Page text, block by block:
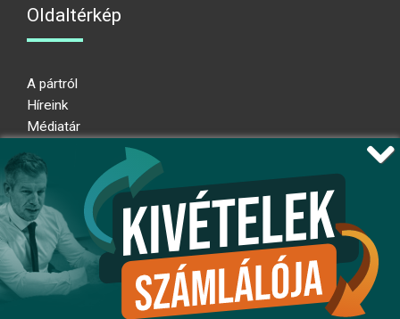
Oldaltérkép
A pártról
Híreink
Médiatár
Adatkezelési nyilatkozat
Átláthatósági nyilatkozat
Ugrás az oldal tetejére
Kövessen minket!